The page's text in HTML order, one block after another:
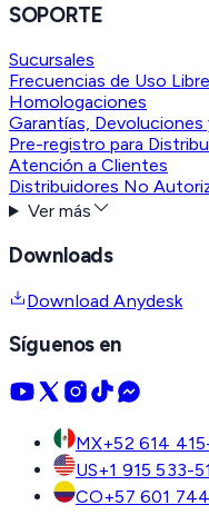
SOPORTE
Sucursales
Frecuencias de Uso Libre
Homologaciones
Garantías, Devoluciones
Pre-registro para
Atención a Clientes
Distribuidores No
Ver más
Downloads
Download Anydesk
Síguenos en
MX+52 614
US+1 915 533-
CO+57 601